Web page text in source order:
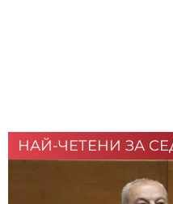
НАЙ-ЧЕТЕНИ ЗА